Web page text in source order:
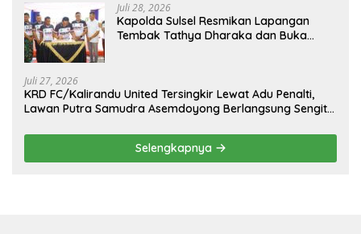
Juli 28, 2026
Kapolda Sulsel Resmikan Lapangan
Tembak Tathya Dharaka dan Buka
Juli 27, 2026
KRD FC/Kalirandu United Tersingkir Lewat Adu Penalti,
Lawan Putra Samudra Asemdoyong Berlangsung Sengit
Selengkapnya